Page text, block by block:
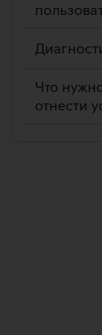
Что
отнести